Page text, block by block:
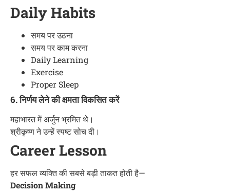
Daily Habits
समय पर उठना
समय पर काम करना
Daily Learning
Exercise
Proper Sleep
6. निर्णय लेने की क्षमता विकसित करें
महाभारत में अर्जुन भ्रमित थे।
श्रीकृष्ण ने उन्हें स्पष्ट सोच दी।
Career Lesson
हर सफल व्यक्ति की सबसे बड़ी ताकत होती है—
Decision Making